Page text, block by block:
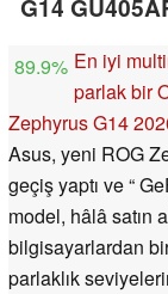
G14
89.9% En iyi
parlak bir
Zephyrus G14
Asus, yeni ROG
geçiş yaptı ve “
model, hâlâ satın
bilgisayarlardan
parlaklık